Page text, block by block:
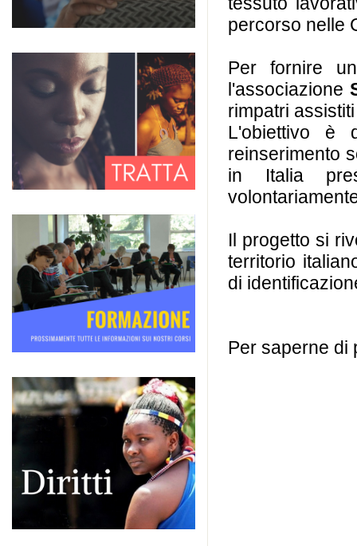
Donne lavoratrici migranti: sfide e
Vatican News Pubblichiamo il
Migranti e Rifugiati del Dicastero per la
Integrale. Il numero...
percorso nelle
Per fornire
l'associazione
rimpatri
L'obiettivo è
reinserimento
in Italia
Il progetto si
territorio
di
Per saperne di